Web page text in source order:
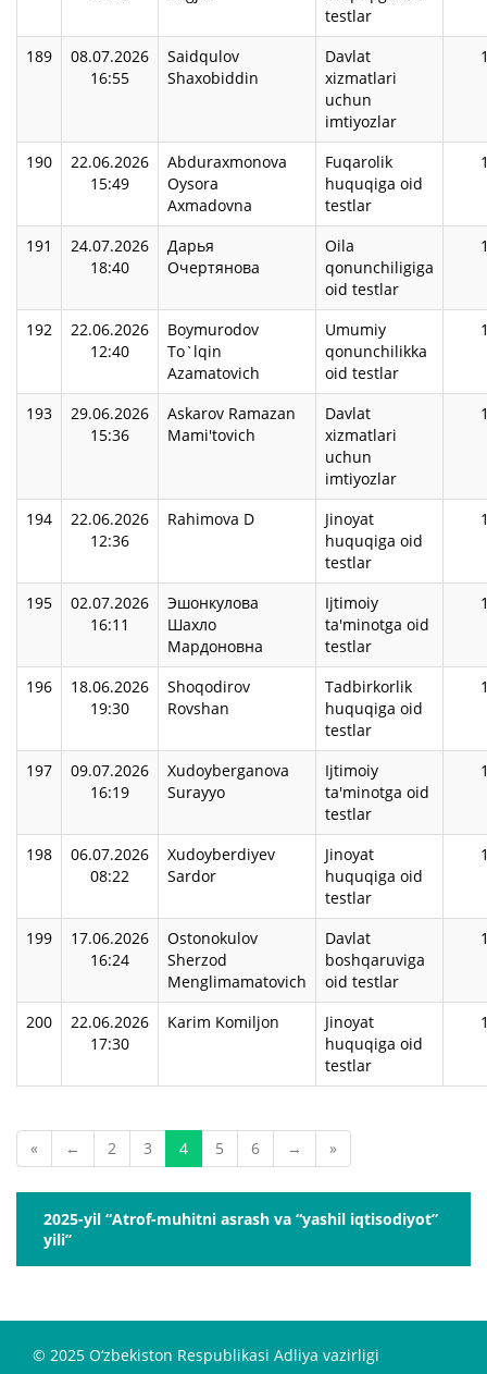
testlar
189
08.07.2026
16:55
Saidqulov
Shaxobiddin
Davlat
xizmatlari
uchun
imtiyozlar
190
22.06.2026
15:49
Abduraxmonova
Oysora
Axmadovna
Fuqarolik
huquqiga oid
testlar
191
24.07.2026
18:40
Дарья
Очертянова
Oila
qonunchiligiga
oid testlar
192
22.06.2026
12:40
Boymurodov
To`lqin
Azamatovich
Umumiy
qonunchilikka
oid testlar
193
29.06.2026
15:36
Askarov Ramazan
Mami'tovich
Davlat
xizmatlari
uchun
imtiyozlar
194
22.06.2026
12:36
Rahimova D
Jinoyat
huquqiga oid
testlar
195
02.07.2026
16:11
Эшонкулова
Шахло
Мардоновна
Ijtimoiy
ta'minotga oid
testlar
196
18.06.2026
19:30
Shoqodirov
Rovshan
Tadbirkorlik
huquqiga oid
testlar
197
09.07.2026
16:19
Xudoyberganova
Surayyo
Ijtimoiy
ta'minotga oid
testlar
198
06.07.2026
08:22
Xudoyberdiyev
Sardor
Jinoyat
huquqiga oid
testlar
199
17.06.2026
16:24
Ostonokulov
Sherzod
Menglimamatovich
Davlat
boshqaruviga
oid testlar
200
22.06.2026
17:30
Karim Komiljon
Jinoyat
huquqiga oid
testlar
« ← 2 3 4 5 6 → »
2025-yil “Atrof-muhitni asrash va “yashil iqtisodiyot”
yili”
© 2025 O‘zbekiston Respublikasi Adliya vazirligi